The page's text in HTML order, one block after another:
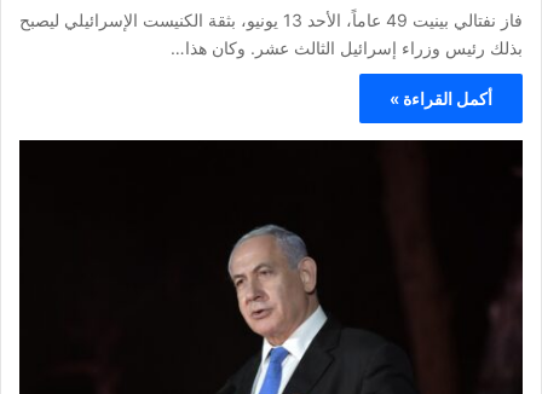
فاز نفتالي بينيت 49 عاماً، الأحد 13 يونيو، بثقة الكنيست الإسرائيلي ليصبح
بذلك رئيس وزراء إسرائيل الثالث عشر. وكان هذا…
أكمل القراءة »